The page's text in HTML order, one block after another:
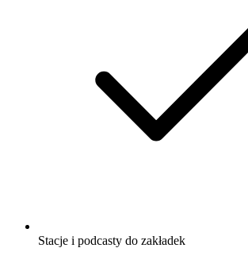
Stacje i podcasty do zakładek